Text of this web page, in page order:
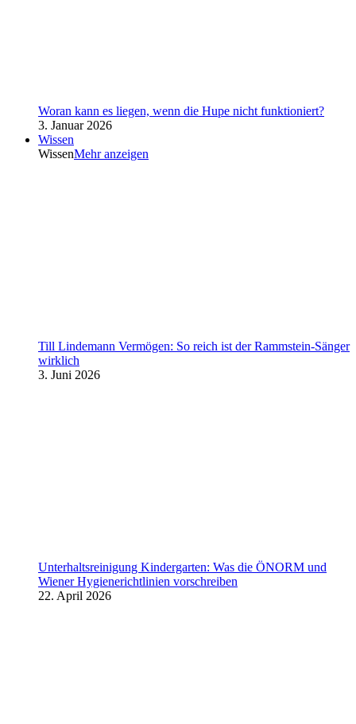
Woran kann es liegen, wenn die Hupe nicht funktioniert?
3. Januar 2026
Wissen
WissenMehr anzeigen
Till Lindemann Vermögen: So reich ist der Rammstein-Sänger
wirklich
3. Juni 2026
Unterhaltsreinigung Kindergarten: Was die ÖNORM und
Wiener Hygienerichtlinien vorschreiben
22. April 2026